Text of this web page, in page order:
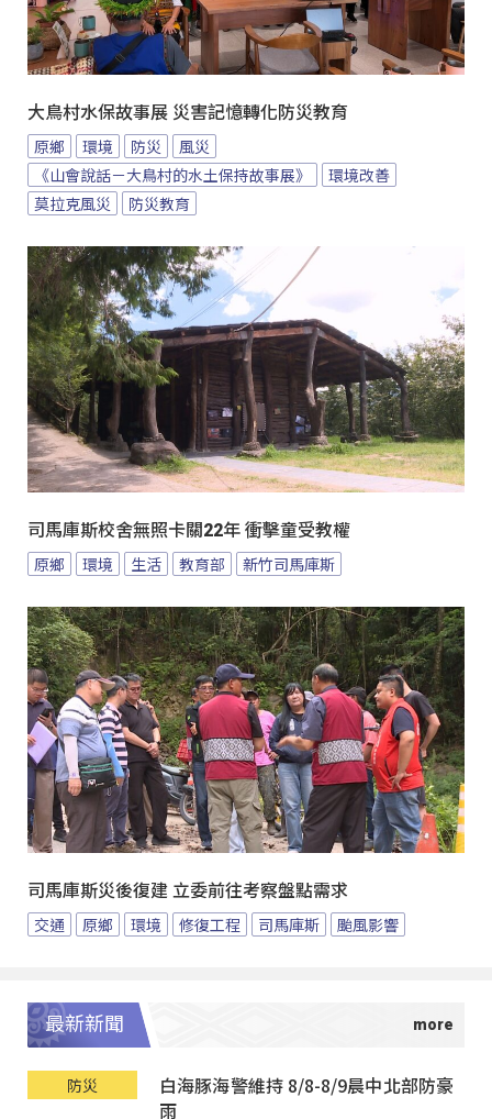
大鳥村水保故事展 災害記憶轉化防災教育
原鄉 環境 防災
風災
《山會說話－大鳥村的水土保持故事展》
環境改善
莫拉克風災
防災教育
司馬庫斯校舍無照卡關22年 衝擊童受教權
原鄉 環境 生活 教育部 新竹司馬庫斯
司馬庫斯災後復建 立委前往考察盤點需求
交通 原鄉 環境 修復工程 司馬庫斯 颱風影響
最新新聞
防災
白海豚海警維持 8/8-8/9晨中北部防豪
雨